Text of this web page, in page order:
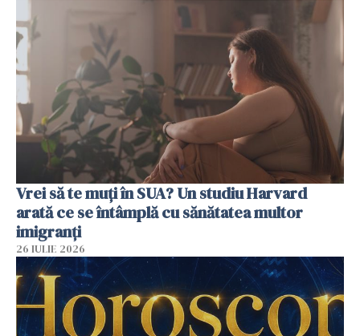
Vrei să te muți în SUA? Un studiu Harvard
arată ce se întâmplă cu sănătatea multor
imigranți
26 IULIE 2026